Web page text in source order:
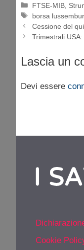
Categorie
FTSE-MIB
Tag
borsa
Cessione del
Trimestrali
Lascia un
Devi essere
Cookie